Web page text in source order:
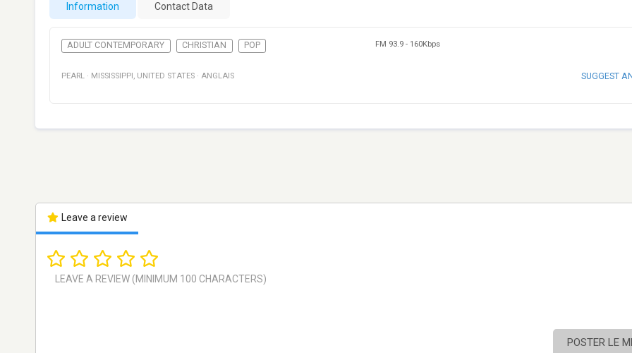
Information Contact Data
ADULT CONTEMPORARY CHRISTIAN POP FM 93.9 - 160Kbps
PEARL · MISSISSIPPI , UNITED STATES · ANGLAIS SUGGEST
Leave a review
POSTER LE